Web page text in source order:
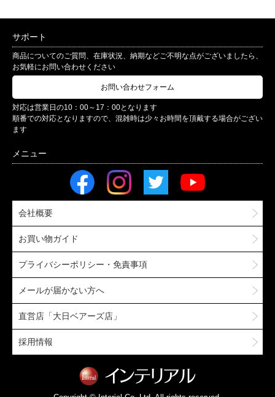
サポート
商品についてのご質問、在庫状況、納期などご不明な点がございましたら、
お気軽にお問い合わせください
お問い合わせフォーム
対応は営業日の10：00～17：00となります
順番での対応となりますので、混雑時は少々お時間を頂戴する場合がござい
ます
会社概要
お買い物ガイド
プライバシーポリシー・免責事項
メールが届かない方へ
直営店「大日ベアーズ店」
採用情報